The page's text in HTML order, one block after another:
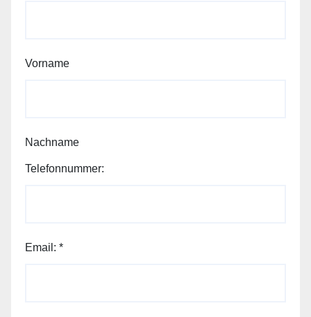
Vorname
Nachname
Telefonnummer:
Email: *